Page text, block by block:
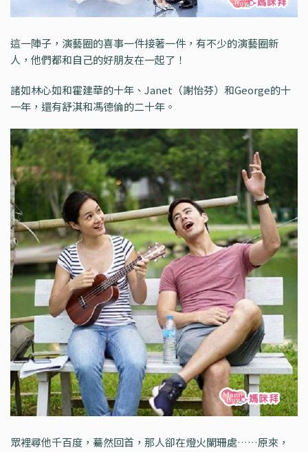
這一陣子，演藝圈的喜事一件接著一件，有不少的演藝圈新
人，他們都和自己的好朋友在一起了！
諸如林心如和霍建華的十年、Janet（謝怡芬）和George的十
一年，還有舒淇和馮德倫的二十年。
眾裡尋他千百度，驀然回首，那人卻在燈火闌珊處……原來，